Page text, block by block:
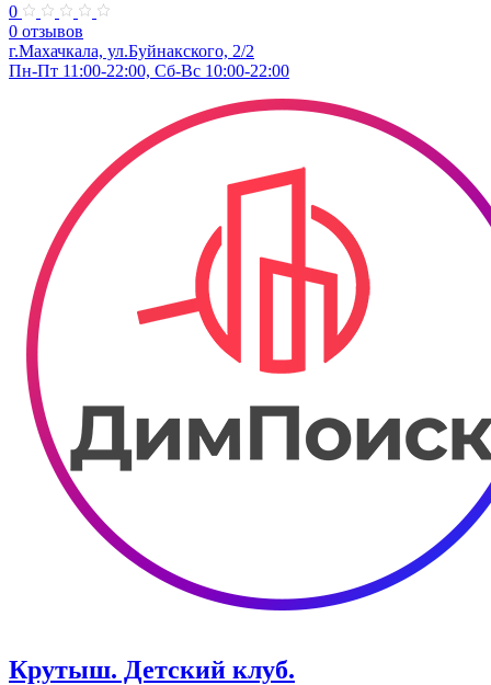
0
0 отзывов
г.Махачкала, ​ул.Буйнакского, 2/2
Пн-Пт 11:00-22:00, Сб-Вс 10:00-22:00
Крутыш. Детский клуб.